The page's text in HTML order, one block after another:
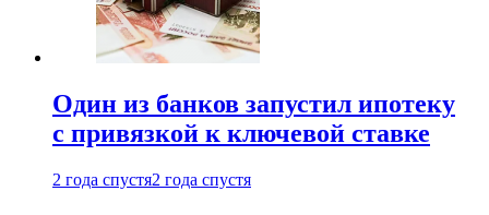
Один из банков запустил ипотеку
с привязкой к ключевой ставке
2 года спустя2 года спустя